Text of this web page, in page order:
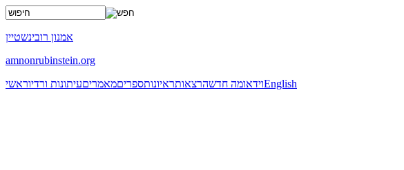
אמנון רובינשטיין
amnonrubinstein.org
x
ראשיעיתונות ורדיומאמריםספריםראיונותהרצאותמה חדשוידאוEnglish